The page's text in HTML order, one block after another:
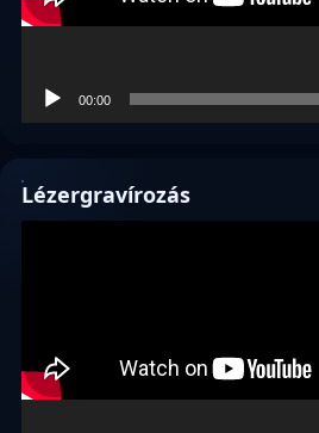
00:00
Lézergravírozás